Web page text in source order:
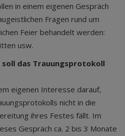
in einem eigenen Gespräch
Fragen rund um
Feier behandelt werden:
usw.
das Trauungsprotokoll
eigenen Interesse darauf,
nicht in die
ihres Festes fällt. Im
Gespräch ca. 2 bis 3 Monate